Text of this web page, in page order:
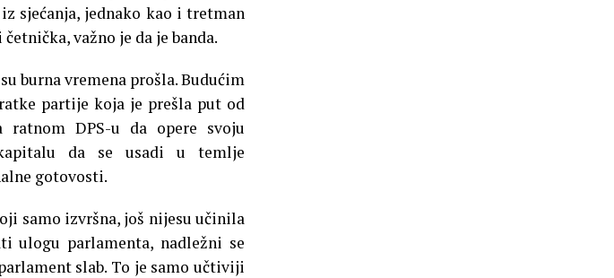
sjećanja, jednako kao i tretman
važno je da je banda.
burna vremena prošla. Budućim
partije koja je prešla put od
ratnom DPS-u da opere svoju
da se usadi u temlje
gotovosti.
samo izvršna, još nijesu učinila
ulogu parlamenta, nadležni se
slab. To je samo učtiviji